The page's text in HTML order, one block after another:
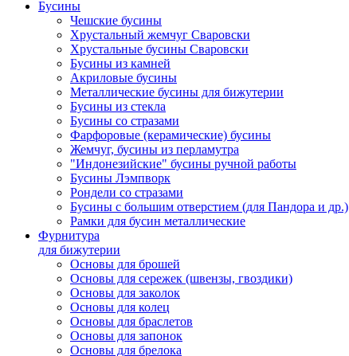
Бусины
Чешские бусины
Хрустальный жемчуг Сваровски
Хрустальные бусины Сваровски
Бусины из камней
Акриловые бусины
Металлические бусины для бижутерии
Бусины из стекла
Бусины со стразами
Фарфоровые (керамические) бусины
Жемчуг, бусины из перламутра
"Индонезийские" бусины ручной работы
Бусины Лэмпворк
Рондели со стразами
Бусины с большим отверстием (для Пандора и др.)
Рамки для бусин металлические
Фурнитура
для бижутерии
Основы для брошей
Основы для сережек (швензы, гвоздики)
Основы для заколок
Основы для колец
Основы для браслетов
Основы для запонок
Основы для брелока